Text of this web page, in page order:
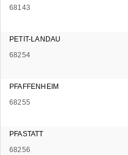
68143
PETIT-LANDAU
68254
PFAFFENHEIM
68255
PFASTATT
68256